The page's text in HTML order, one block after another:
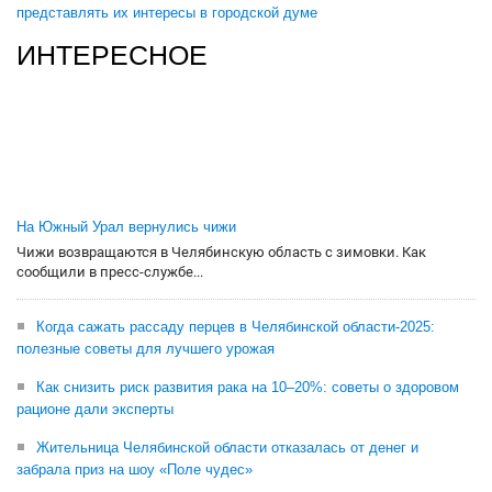
представлять их интересы в городской думе
ИНТЕРЕСНОЕ
На Южный Урал вернулись чижи
Чижи возвращаются в Челябинскую область с зимовки. Как
сообщили в пресс-службе...
Когда сажать рассаду перцев в Челябинской области-2025:
полезные советы для лучшего урожая
Как снизить риск развития рака на 10–20%: советы о здоровом
рационе дали эксперты
Жительница Челябинской области отказалась от денег и
забрала приз на шоу «Поле чудес»